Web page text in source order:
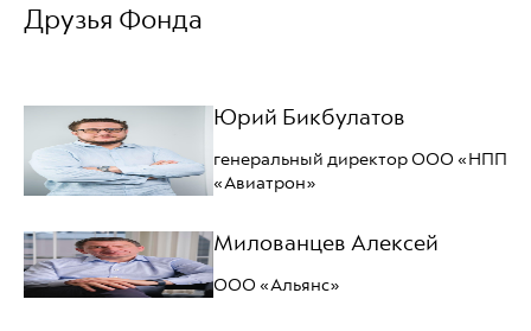
Друзья Фонда
Юрий Бикбулатов
генеральный директор ООО «НПП
«Авиатрон»
Милованцев Алексей
ООО «Альянс»